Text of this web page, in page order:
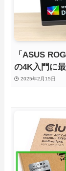
「ASUS
の4K入門に
るゲーミング
2025年2月15日